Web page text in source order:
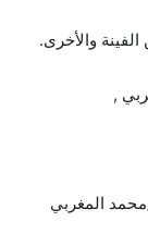
والأخرى.
,
المغربي